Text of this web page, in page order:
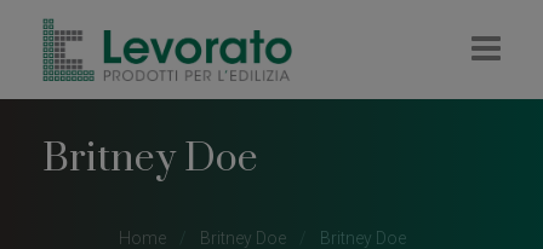
Britney Doe
Home Britney Doe Britney Doe